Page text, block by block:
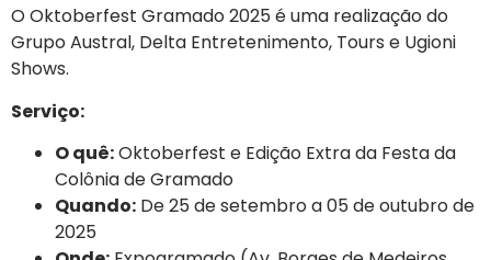
O Oktoberfest Gramado 2025 é uma realização do
Grupo Austral, Delta Entretenimento, Tours e Ugioni
Shows.
Serviço:
O quê:Oktoberfest e Edição Extra da Festa da
Colônia de Gramado
Quando: De 25 de setembro a 05 de outubro de
2025